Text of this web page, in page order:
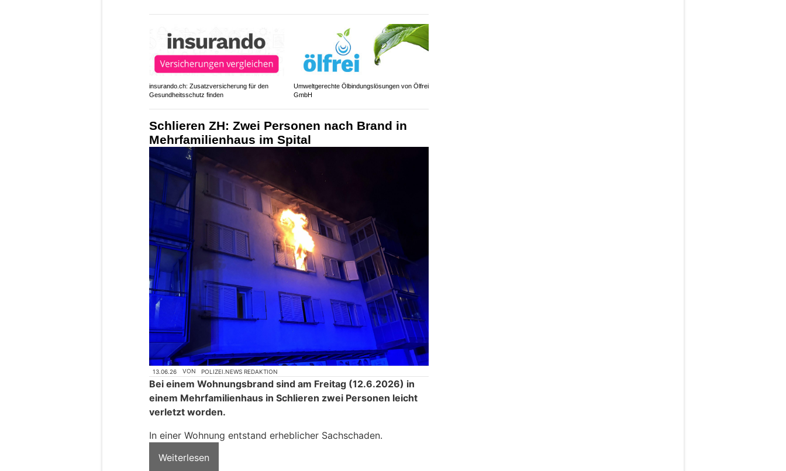
insurando.ch: Zusatzversicherung für den
Gesundheitsschutz finden
Umweltgerechte Ölbindungslösungen von Ölfrei
GmbH
Schlieren ZH: Zwei Personen nach Brand in
Mehrfamilienhaus im Spital
13.06.26 VON POLIZEI.NEWS REDAKTION
Bei einem Wohnungsbrand sind am Freitag (12.6.2026) in
einem Mehrfamilienhaus in Schlieren zwei Personen leicht
verletzt worden.
In einer Wohnung entstand erheblicher Sachschaden.
Weiterlesen